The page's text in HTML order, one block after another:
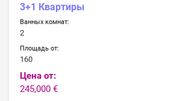
3+1 Квартиры
Ванных комнат:
2
Площадь от:
160
Цена от:
245,000 €